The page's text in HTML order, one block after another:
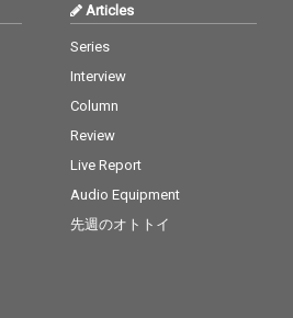
Articles
Series
Interview
Column
Review
Live Report
Audio Equipment
先週のオトトイ